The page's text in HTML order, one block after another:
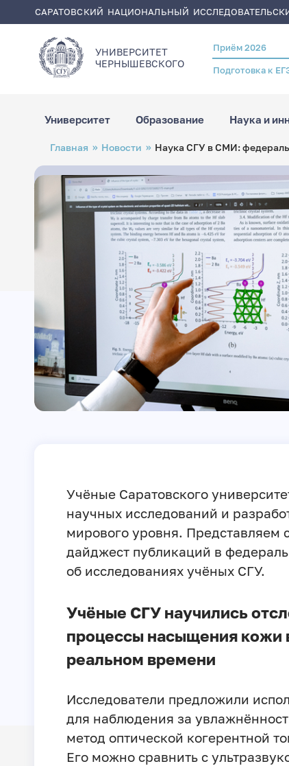
содержанию
САРАТОВСКИЙ НАЦИОНАЛЬНЫЙ
УНИВЕРСИТЕТ
ЧЕРНЫШЕВСКОГO
Header
menu
Приём 2026
Подготовка к
Университет Образование Наука и
Строка
навигации
Главная Новости Наука СГУ в СМИ:
Учёные Саратовского
научных исследований и
мирового уровня. Представляем
дайджест публикаций в
об исследованиях учёных СГУ.
Учёные СГУ научились
процессы насыщения кожи
реальном времени
Исследователи предложили
для наблюдения за
метод оптической когерентной
Его можно сравнить с